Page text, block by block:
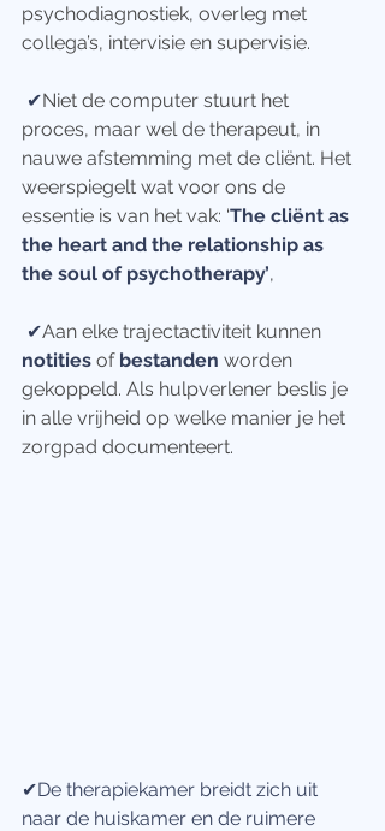
psychodiagnostiek, overleg met
collega’s, intervisie en supervisie.
✔Niet de computer stuurt het
proces, maar wel de therapeut, in
nauwe afstemming met de cliënt. Het
weerspiegelt wat voor ons de
essentie is van het vak: ‘The cliënt as
the heart and the relationship as
the soul of psychotherapy’,
✔Aan elke trajectactiviteit kunnen
notities of bestanden worden
gekoppeld. Als hulpverlener beslis je
in alle vrijheid op welke manier je het
zorgpad documenteert.
✔De therapiekamer breidt zich uit
naar de huiskamer en de ruimere